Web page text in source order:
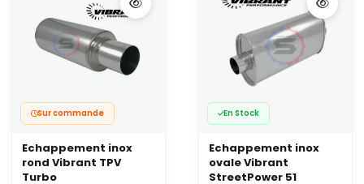
Sur commande
Echappement inox
rond Vibrant TPV
Turbo
En Stock
Echappement inox
ovale Vibrant
StreetPower 51